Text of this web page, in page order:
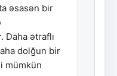
əsasən bir
ətraflı
dolğun bir
mümkün